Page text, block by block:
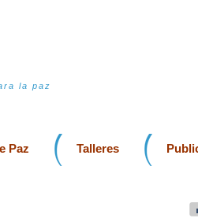
la paz
Paz Talleres